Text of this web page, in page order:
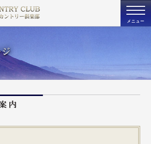
メニュー